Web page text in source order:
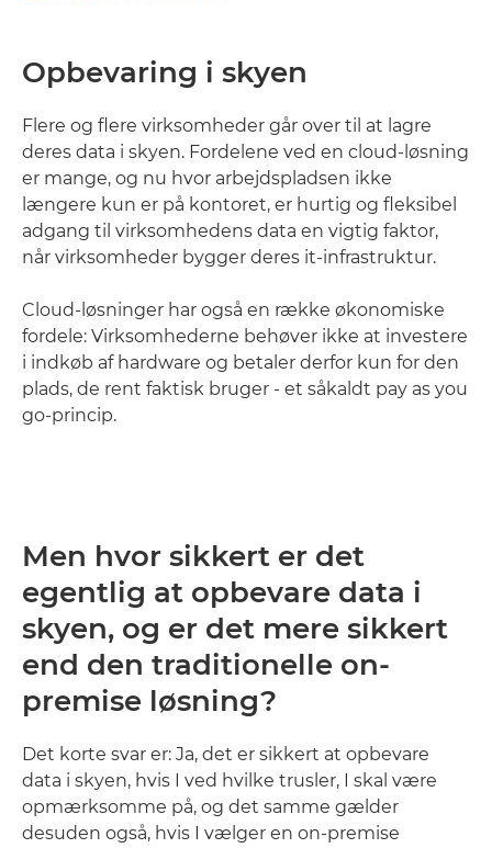
Opbevaring i skyen
Flere og flere virksomheder går over til at lagre
deres data i skyen. Fordelene ved en cloud-løsning
er mange, og nu hvor arbejdspladsen ikke
længere kun er på kontoret, er hurtig og fleksibel
adgang til virksomhedens data en vigtig faktor,
når virksomheder bygger deres it-infrastruktur.
Cloud-løsninger har også en række økonomiske
fordele: Virksomhederne behøver ikke at investere
i indkøb af hardware og betaler derfor kun for den
plads, de rent faktisk bruger - et såkaldt pay as you
go-princip.
Men hvor sikkert er det
egentlig at opbevare data i
skyen, og er det mere sikkert
end den traditionelle on-
premise løsning?
Det korte svar er: Ja, det er sikkert at opbevare
data i skyen, hvis I ved hvilke trusler, I skal være
opmærksomme på, og det samme gælder
desuden også, hvis I vælger en on-premise